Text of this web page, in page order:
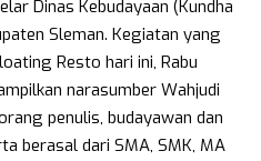
Dinas Kebudayaan (Kundha
Sleman. Kegiatan yang
Resto hari ini, Rabu
narasumber Wahjudi
penulis, budayawan dan
berasal dari SMA, SMK, MA